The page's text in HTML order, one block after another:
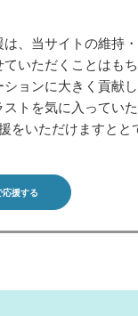
は、当サイトの維持
いただくことはも
ョンに大きく貢献
ストを気に入ってい
をいただけますとと